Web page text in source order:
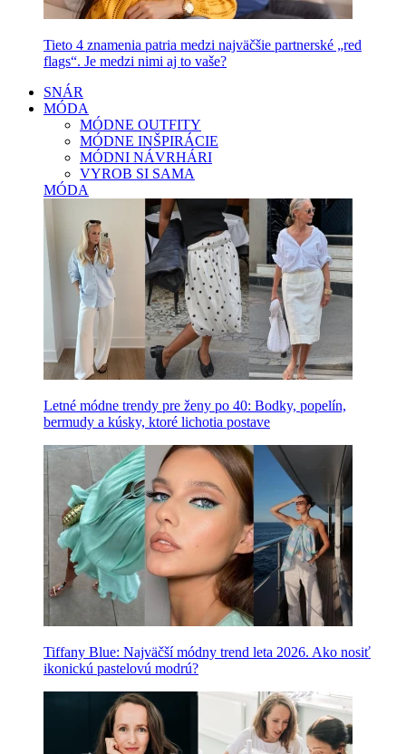
Tieto 4 znamenia patria medzi najväčšie partnerské „red
flags“. Je medzi nimi aj to vaše?
SNÁR
MÓDA
MÓDNE OUTFITY
MÓDNE INŠPIRÁCIE
MÓDNI NÁVRHÁRI
VYROB SI SAMA
MÓDA
Letné módne trendy pre ženy po 40: Bodky, popelín,
bermudy a kúsky, ktoré lichotia postave
Tiffany Blue: Najväčší módny trend leta 2026. Ako nosiť
ikonickú pastelovú modrú?